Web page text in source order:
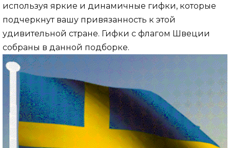
используя яркие и динамичные гифки, которые
подчеркнут вашу привязанность к этой
удивительной стране. Гифки с флагом Швеции
собраны в данной подборке.